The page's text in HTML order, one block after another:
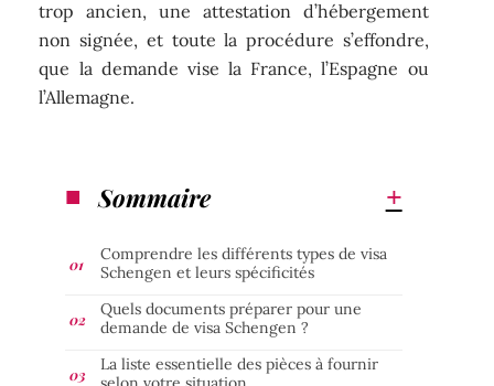
trop ancien, une attestation d’hébergement
non signée, et toute la procédure s’effondre,
que la demande vise la France, l’Espagne ou
l’Allemagne.
Sommaire
Comprendre les différents types de visa
Schengen et leurs spécificités
Quels documents préparer pour une
demande de visa Schengen ?
La liste essentielle des pièces à fournir